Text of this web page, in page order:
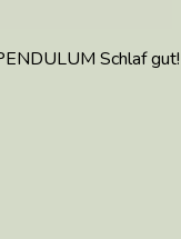
Schlaf gut!